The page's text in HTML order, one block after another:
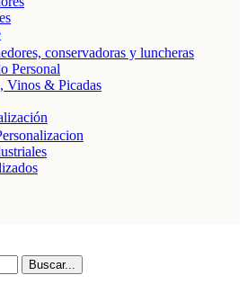
conservadoras y luncheras
Personal
Vinos & Picadas
Buscar...